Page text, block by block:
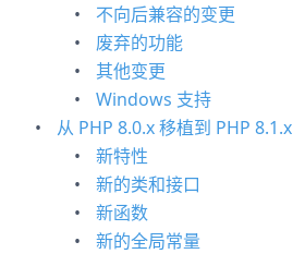
不向后兼容的变更
废弃的功能
其他变更
Windows 支持
从 PHP 8.0.x 移植到 PHP 8.1.x
新特性
新的类和接口
新函数
新的全局常量